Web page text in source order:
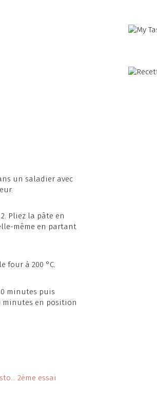
un saladier avec
Pliez la pâte en
même en partant
four à 200 °C.
minutes puis
minutes en position